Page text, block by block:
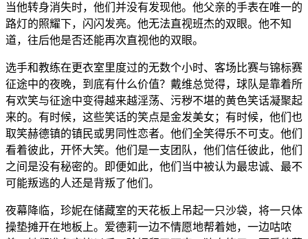
当他转身消失时，他们并没有发现他。他父亲的手表在唯一的
路灯的照耀下，闪闪发亮。他无法直视班杰的双眼。他不知
道，往后他是否还能再次直视他的双眼。
选手和教练在更衣室里度过的无数个小时、客场比赛与锦标赛
征途中的夜晚，到底有什么价值？戴维总觉得，球队是靠着所
有欢笑与征途中变得越来越淫荡、污秽不堪的黄色笑话凝聚起
来的。有时候，这些笑话的笑点是金发美女；有时候，他们也
取笑赫德镇的镇民或男同性恋者。他们全笑得乐不可支。他们
看着彼此，开怀大笑。他们是一支团队，他们信任彼此，他们
之间是没有秘密的。即便如此，他们当中被认为最忠诚、最不
可能叛逃的人还是背叛了他们。
夜幕降临，珍妮在储藏室的天花板上吊起一只沙袋，将一只体
操垫摊开在地板上。爱德莉一边不情愿地帮着她，一边咕哝